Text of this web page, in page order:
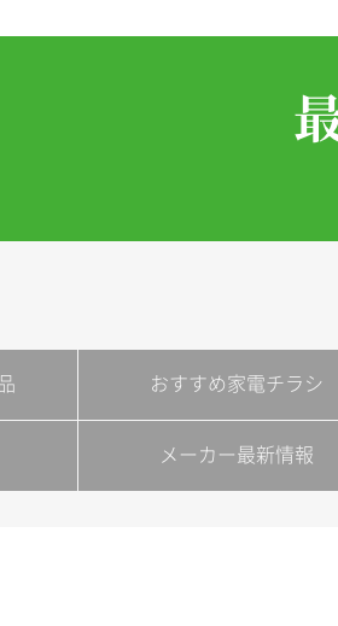
おすすめ家電チラシ
メーカー最新情報